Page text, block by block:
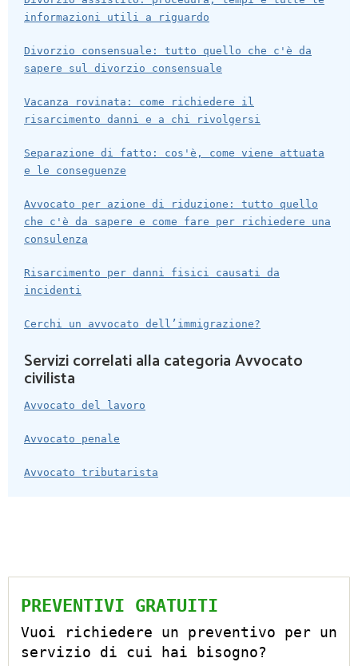
informazioni utili a riguardo
Divorzio consensuale: tutto quello che c'è da
sapere sul divorzio consensuale
Vacanza rovinata: come richiedere il
risarcimento danni e a chi rivolgersi
Separazione di fatto: cos'è, come viene attuata
e le conseguenze
Avvocato per azione di riduzione: tutto quello
che c'è da sapere e come fare per richiedere una
consulenza
Risarcimento per danni fisici causati da
incidenti
Cerchi un avvocato dell’immigrazione?
Servizi correlati alla categoria Avvocato
civilista
Avvocato del lavoro
Avvocato penale
Avvocato tributarista
PREVENTIVI GRATUITI
Vuoi richiedere un preventivo per un
servizio di cui hai bisogno?